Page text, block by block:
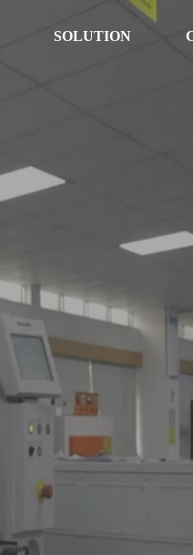
SOLUTION